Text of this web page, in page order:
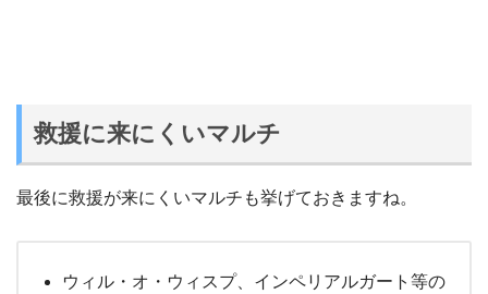
救援に来にくいマルチ
最後に救援が来にくいマルチも挙げておきますね。
ウィル・オ・ウィスプ、インペリアルガート等の